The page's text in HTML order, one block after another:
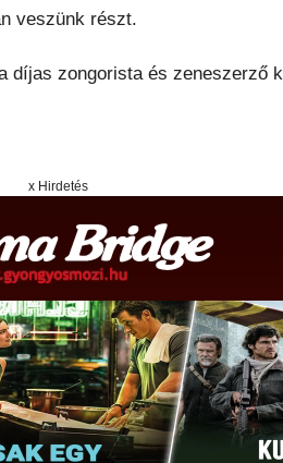
veszünk részt.
díjas zongorista és zeneszerző
x Hirdetés